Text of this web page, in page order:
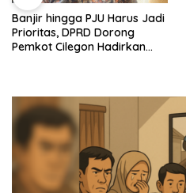
Banjir hingga PJU Harus Jadi
Prioritas, DPRD Dorong
Pemkot Cilegon Hadirkan